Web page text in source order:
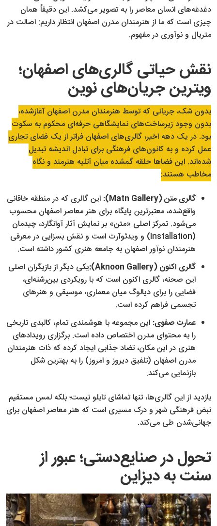
دغدغه‌های انسان معاصر را به تصویر می‌کشد. این دقیقاً همان
چیزی است که ما از هنرمندان مدرن اصفهان انتظار داریم: اصالت در
متریال و نوآوری در مفهوم.
نقش حیاتی گالری‌های اصفهان؛
ویترین جریان‌های نوین
بدون شک، جریانی که توسط هنرمندان مدرن اصفهان آغازشده،
بدون وجود زیرساخت‌های نمایشگاهی حرفه‌ای محکوم به سکوت
بود. در یک دهه اخیر، گالری‌های اصفهان فراتر از یک فضای تجاری
عمل کرده و به کانون‌های فرهنگی برای تبادل اندیشه تبدیل
شده‌اند. این فضاها حلقه گمشده میان آتلیه هنرمند و نگاه
مخاطب هستند:
گالری متن (Matn Gallery):
این گالری که در منطقه خاقانی
واقع‌شده، معتبرترین پایگاه برای هنر معاصر اصفهان محسوب
می‌شود. تمرکز اصلی «متن» بر نمایش آثار آوانگارد، چیدمان
(Installation) و ویدئوآرت است و نقش بسزایی در معرفی
هنرمندان نوآور اصفهان به جامعه هنری کشور داشته است.
گالری اکنون (Aknoon Gallery):
یکی دیگر از بازیگران اصلی
این صحنه، گالری اکنون است که با رویکردی بین‌رشته‌ای،
فضایی را برای دیالوگ میان معماری، موسیقی و هنرهای
تجسمی فراهم کرده است.
عمارت صفوی: این مجموعه با هوشمندی تمام، کالبدی تاریخی
را به محتوای مدرن اختصاص داده است. برگزاری رویدادهای
هنری در این مکان، تضاد جذابی ایجاد کرده که ذات هنرمندان
مدرن اصفهان (تلفیق دیروز و امروز) را به بهترین شکل
بازنمایی می‌کند.
بازدید از این گالری‌ها، تنها تماشای تابلو نیست؛ بلکه لمس مستقیم
نبض فرهنگی شهر و درک مسیری است که هنر معاصر اصفهان برای
جهانی‌شدن طی می‌کند.
تحول در صنایع‌دستی؛ عبور از
سنت به دیزاین